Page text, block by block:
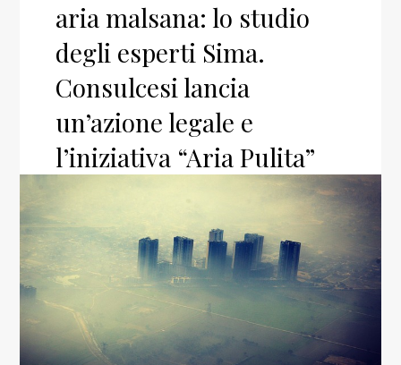
aria malsana: lo studio
degli esperti Sima.
Consulcesi lancia
un’azione legale e
l’iniziativa “Aria Pulita”